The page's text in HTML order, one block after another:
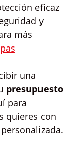
eficaz
y
más
una
presupuesto
para
quieres con